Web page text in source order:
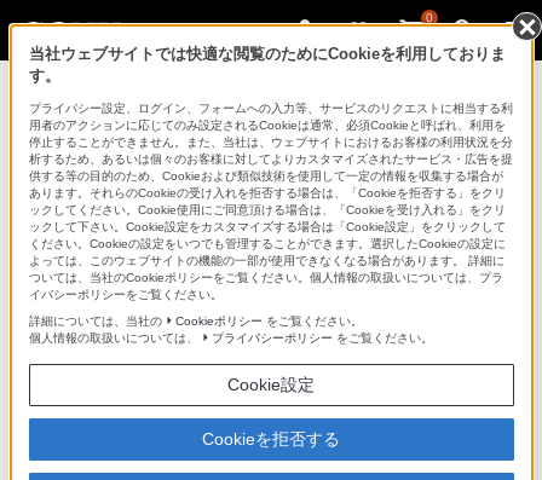
0
PRS-650
商品の特長 | 操作しやすいタッチパネル
当社ウェブサイトでは快適な閲覧のためにCookieを利用しておりま
す。
プライバシー設定、ログイン、フォームへの入力等、サービスのリクエストに相当する利
用者のアクションに応じてのみ設定されるCookieは通常、必須Cookieと呼ばれ、利用を
停止することができません。また、当社は、ウェブサイトにおけるお客様の利用状況を分
析するため、あるいは個々のお客様に対してよりカスタマイズされたサービス・広告を提
供する等の目的のため、Cookieおよび類似技術を使用して一定の情報を収集する場合が
あります。それらのCookieの受け入れを拒否する場合は、「Cookieを拒否する」をクリ
ックしてください。Cookie使用にご同意頂ける場合は、「Cookieを受け入れる」をクリ
ックして下さい。Cookie設定をカスタマイズする場合は「Cookie設定」をクリックして
ください。Cookieの設定をいつでも管理することができます。選択したCookieの設定に
よっては、このウェブサイトの機能の一部が使用できなくなる場合があります。 詳細に
ついては、当社のCookieポリシーをご覧ください。個人情報の取扱いについては、プラ
イバシーポリシーをご覧ください。
詳細については、当社の
Cookieポリシー をご覧ください。
個人情報の取扱いについては、
プライバシーポリシー をご覧ください。
Cookie設定
Cookieを拒否する